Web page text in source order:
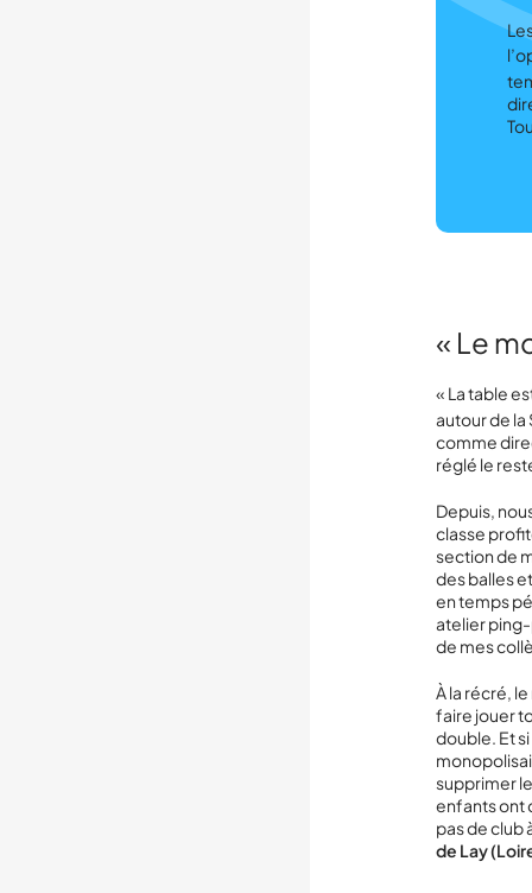
« Le
« La table
autour de
comme
réglé le
Depuis,
classe
section de
des balles
en temps
atelier ping-
de mes
À la récré,
faire jouer
double. Et
supprimer
enfants ont
pas de club
de Lay